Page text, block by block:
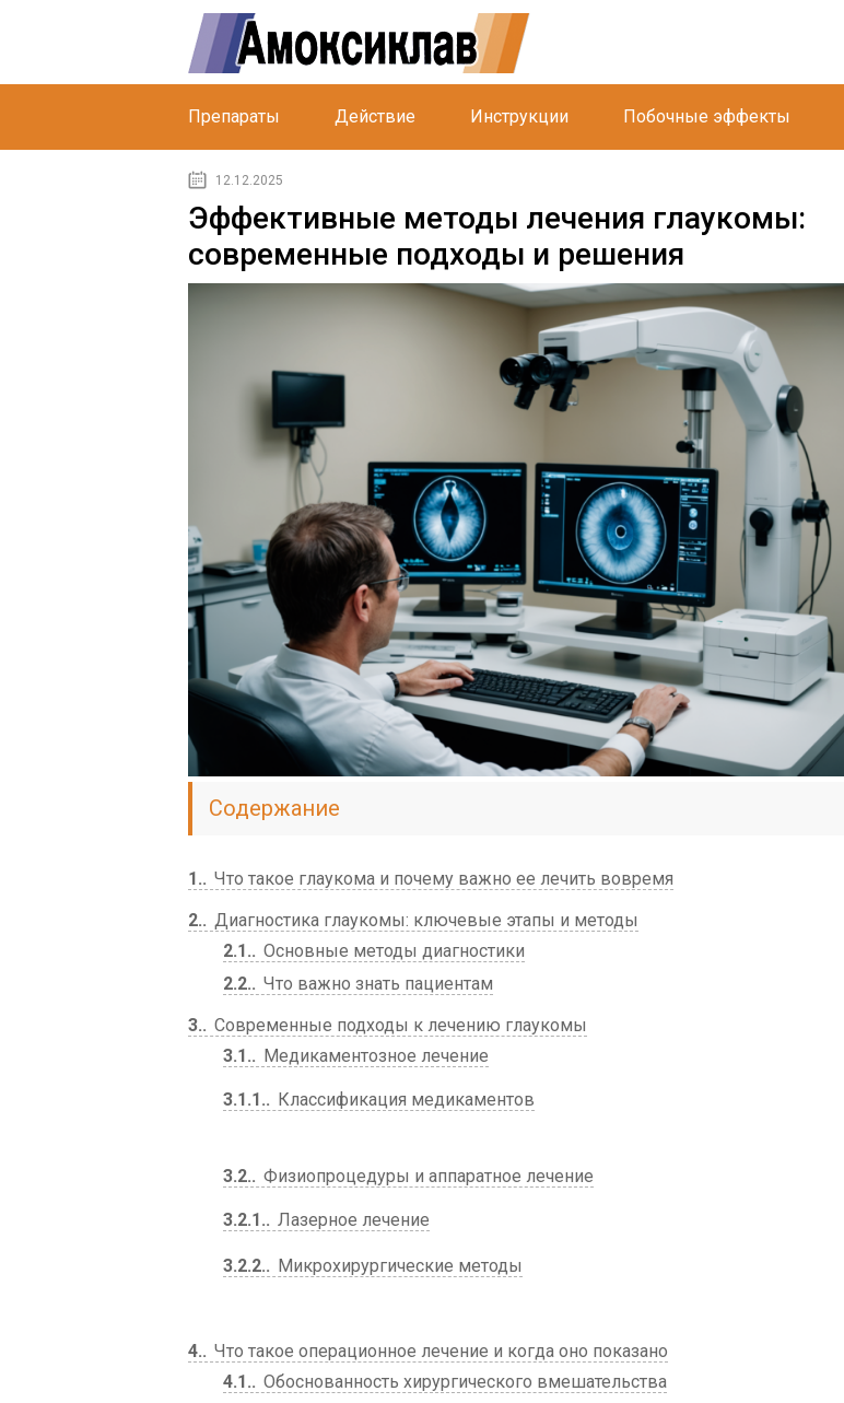
Препараты Действие Инструкции Побочные эффекты
12.12.2025
Эффективные методы лечения глаукомы:
современные подходы и решения
Содержание
1.
Что такое глаукома и почему важно ее лечить вовремя
2.
Диагностика глаукомы: ключевые этапы и методы
2.1.
Основные методы диагностики
2.2.
Что важно знать пациентам
3.
Современные подходы к лечению глаукомы
3.1.
Медикаментозное лечение
3.1.1. Классификация медикаментов
3.2. Физиопроцедуры и аппаратное лечение
3.2.1. Лазерное лечение
3.2.2. Микрохирургические методы
4.
Что такое операционное лечение и когда оно показано
4.1.
Обоснованность хирургического вмешательства